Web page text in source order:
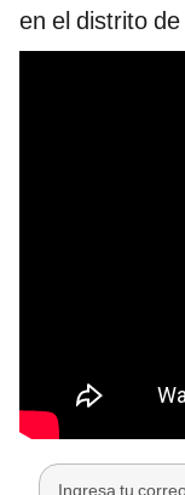
en el distrito de